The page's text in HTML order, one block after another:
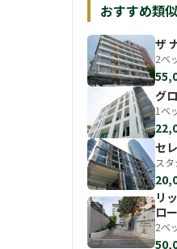
おすすめ類
ザ
2ベ
グ
1ベ
セ
ス
リ
ロ
2ベ